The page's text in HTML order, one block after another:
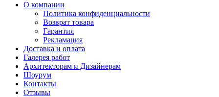
О компании
Политика конфиденциальности
Возврат товара
Гарантия
Рекламация
Доставка и оплата
Галерея работ
Архитекторам и Дизайнерам
Шоурум
Контакты
Отзывы